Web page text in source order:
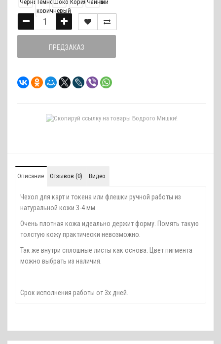
ПРЕДЗАКАЗ
Описание Отзывов (0) Видео
Чехол для карт и токена или флешки ручной работы из
натуральной кожи 3-4 мм.
Очень плотная кожа идеально держит форму. Помять такую
толстую кожу практически невозможно.
Так же внутри сплошные листы как основа. Цвет пигмента
можно выбрать из наличия.
Срок исполнения работы от 3х дней.